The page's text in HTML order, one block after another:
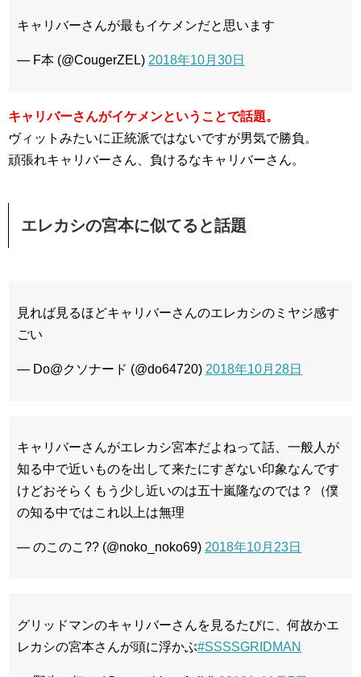
キャリバーさんが最もイケメンだと思います
— F本 (@CougerZEL) 2018年10月30日
キャリバーさんがイケメンということで話題。
ヴィットみたいに正統派ではないですが男気で勝負。
頑張れキャリバーさん、負けるなキャリバーさん。
エレカシの宮本に似てると話題
見れば見るほどキャリバーさんのエレカシのミヤジ感す
ごい
— Do@クソナード (@do64720) 2018年10月28日
キャリバーさんがエレカシ宮本だよねって話、一般人が
知る中で近いものを出して来たにすぎない印象なんです
けどおそらくもう少し近いのは五十嵐隆なのでは？（僕
の知る中ではこれ以上は無理
— のこのこ?? (@noko_noko69) 2018年10月23日
グリッドマンのキャリバーさんを見るたびに、何故かエ
レカシの宮本さんが頭に浮かぶ#SSSSGRIDMAN